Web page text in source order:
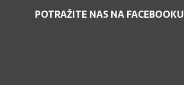
POTRAŽITE NAS NA FACEBOOKU